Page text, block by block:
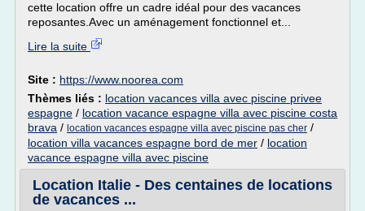
cette location offre un cadre idéal pour des vacances
reposantes.Avec un aménagement fonctionnel et...
Lire la suite
Site : https://www.noorea.com
Thèmes liés : location vacances villa avec piscine privee
espagne / location vacance espagne villa avec piscine costa
brava / location vacances espagne villa avec piscine pas cher /
location villa vacances espagne bord de mer / location
vacance espagne villa avec piscine
Location Italie - Des centaines de locations
de vacances ...